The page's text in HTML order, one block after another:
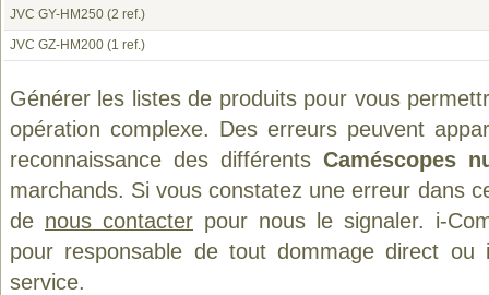
JVC GY-HM250 (2 ref.)
JVC GZ-HM200 (1 ref.)
Générer les listes de produits pour vous
opération complexe. Des erreurs peuvent
reconnaissance des différents Caméscopes
marchands. Si vous constatez une erreur dans
de nous contacter pour nous le signaler. i-
pour responsable de tout dommage direct
service.